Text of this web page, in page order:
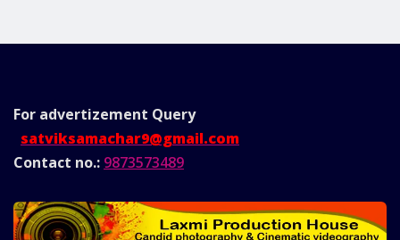
For advertizement Query
satviksamachar9@gmail.com
Contact no.: 9873573489